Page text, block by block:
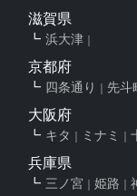
滋賀県
浜大津
京都府
四条通り 先斗
大阪府
キタ ミナミ
兵庫県
三ノ宮 姫路